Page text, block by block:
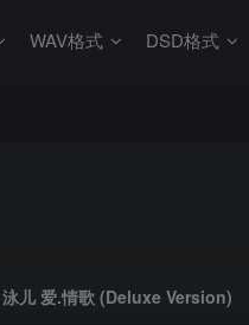
WAV格式 DSD格式
泳儿 爱.情歌 (Deluxe Version)